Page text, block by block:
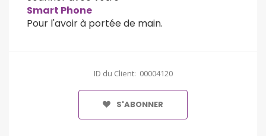
Smart Phone
Pour l'avoir à portée de main.
ID du Client: 00004120
S'ABONNER